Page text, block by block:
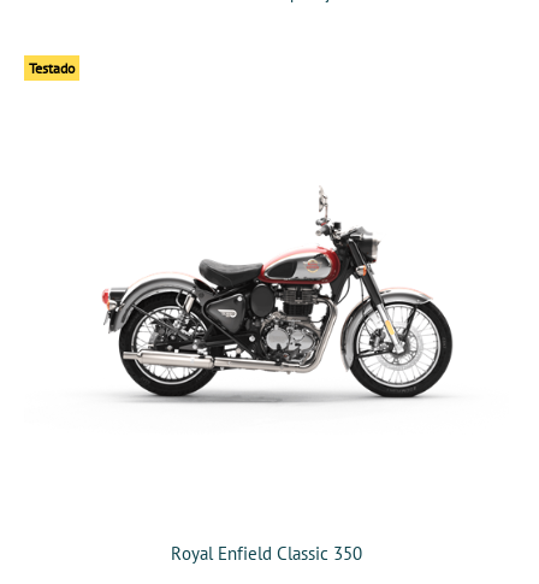
Testado
Royal Enfield Classic 350